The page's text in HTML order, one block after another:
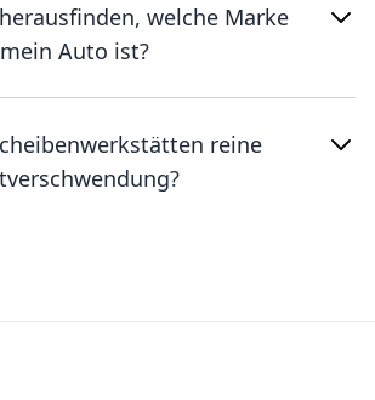
welche Marke
mein Auto ist?
reine